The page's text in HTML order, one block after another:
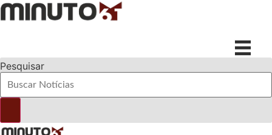
Ir
para
Pesquisar